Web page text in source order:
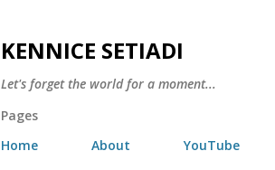
KENNICE SETIADI
Let's forget the world for a moment...
Pages
Home
About YouTube